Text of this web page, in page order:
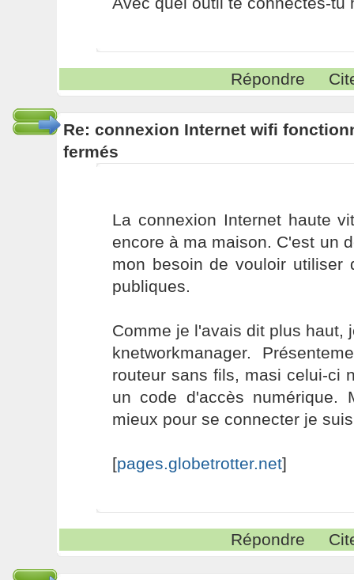
Répondre
Re: connexion Internet wifi
fermés
La connexion Internet haute
encore à ma maison. C'est un
mon besoin de vouloir utiliser
publiques.
Comme je l'avais dit plus haut,
knetworkmanager.
routeur sans fils, masi celui-ci
un code d'accès numérique.
mieux pour se connecter je
[pages.globetrotter.net]
Répondre